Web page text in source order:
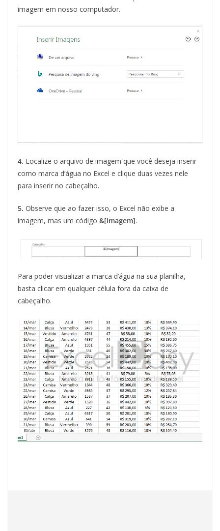
imagem em nosso computador.
4. Localize o arquivo de imagem que você deseja inserir
como marca d’água no Excel e clique duas vezes nele
para inserir no cabeçalho.
5. Observe que ao fazer isso, o Excel não exibe a
imagem, mas um código &[Imagem].
Para poder visualizar a marca d’água na sua planilha,
basta clicar em qualquer célula fora da caixa de
cabeçalho.